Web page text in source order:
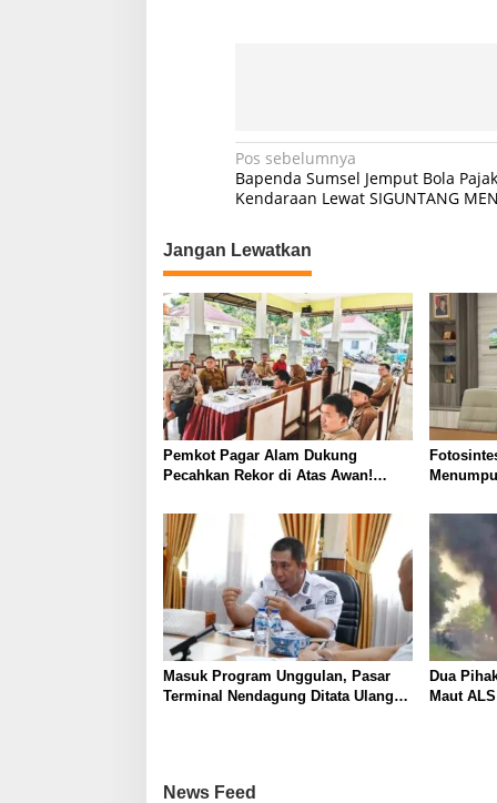
N
a
i
g
a
s
i
p
o
s
Pos sebelumnya
Bapenda Sumsel Jemput Bola Pajak
Kendaraan Lewat SIGUNTANG
Jangan Lewatkan
Pemkot Pagar Alam Dukung
Pecahkan Rekor di Atas Awan!
Puncak Dempo
Hari
Masuk Program Unggulan, Pasar
Terminal Nendagung Ditata Ulang,
Dua
Maut
News Feed